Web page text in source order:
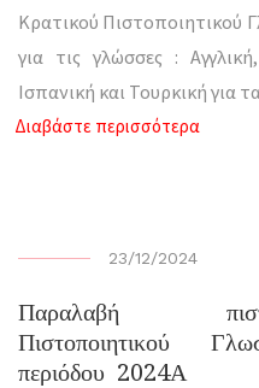
Κρατικού Πιστοποιητικού
για τις γλώσσες :
Ισπανική και Τουρκική για
Διαβάστε περισσότερα
23/12/2024
Παραλαβή
Πιστοποιητικού
περιόδου 2024Α